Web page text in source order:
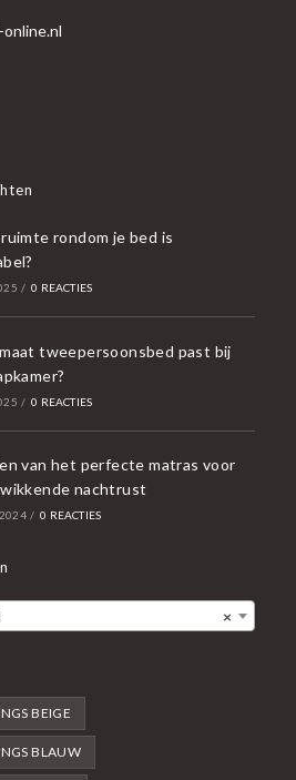
rondom je bed is
/ 0 REACTIES
tweepersoonsbed past bij
/ 0 REACTIES
van het perfecte matras voor
nachtrust
/ 0 REACTIES
×
BEIGE
BLAUW